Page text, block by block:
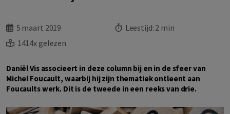
5 maart 2019 Leestijd: 2 min
1414x gelezen
Daniël Vis associeert in deze column bij en in de sfeer van
Michel Foucault, waarbij hij zijn thematiek ontleent aan
Foucaults werk. Dit is de tweede in een reeks van drie.